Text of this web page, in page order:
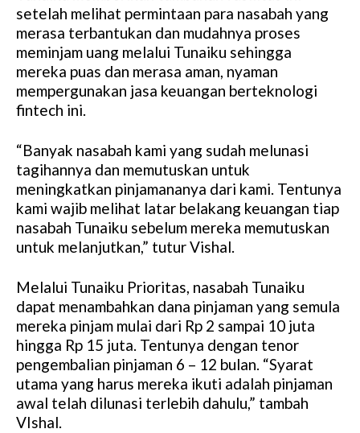
setelah melihat permintaan para nasabah yang
merasa terbantukan dan mudahnya proses
meminjam uang melalui Tunaiku sehingga
mereka puas dan merasa aman, nyaman
mempergunakan jasa keuangan berteknologi
fintech ini.
“Banyak nasabah kami yang sudah melunasi
tagihannya dan memutuskan untuk
meningkatkan pinjamananya dari kami. Tentunya
kami wajib melihat latar belakang keuangan tiap
nasabah Tunaiku sebelum mereka memutuskan
untuk melanjutkan,” tutur Vishal.
Melalui Tunaiku Prioritas, nasabah Tunaiku
dapat menambahkan dana pinjaman yang semula
mereka pinjam mulai dari Rp 2 sampai 10 juta
hingga Rp 15 juta. Tentunya dengan tenor
pengembalian pinjaman 6 – 12 bulan. “Syarat
utama yang harus mereka ikuti adalah pinjaman
awal telah dilunasi terlebih dahulu,” tambah
VIshal.